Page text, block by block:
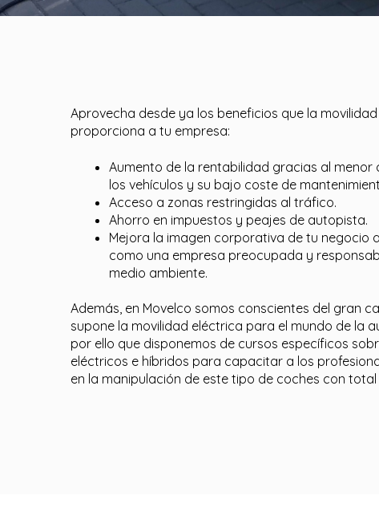
Aprovecha desde ya los beneficios que la
proporciona a tu empresa:
Aumento de la rentabilidad gracias al menor
los vehículos y su bajo coste de
Acceso a zonas restringidas al tráfico.
Ahorro en impuestos y peajes de autopista.
Mejora la imagen corporativa de tu negocio
como una empresa preocupada y
medio ambiente.
Además, en Movelco somos conscientes del gran
supone la movilidad eléctrica para el mundo de la
por ello que disponemos de cursos específicos
eléctricos e híbridos para capacitar a los
en la manipulación de este tipo de coches con